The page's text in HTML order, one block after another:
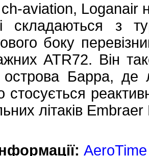
aviation, Loganair
складаються з
боку
ATR72. Він
Барра, де
стосується
літаків
AeroTime